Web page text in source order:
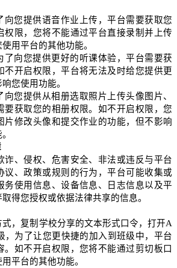
向您提供语音作业上传，平台需要获取您
权限，您将不能通过平台直接录制并上传
用平台的其他功能。
了向您提供更好的听课体验，平台需要获
不开启权限，平台将无法及时给您提供更
您使用功能。
向您提供从相册选取照片上传头像图片、
要获取您的相册权限。如不开启权限，您
片修改头像和提交作业的功能，但不影响
诈、侵权、危害安全、非法或违反与平台
议、政策或规则的行为，平台可能收集或
务使用信息、设备信息、日志信息以及平
得您授权或依据法律共享的信息。
式，复制学校分享的文本形式口令，打开A
，为了让您更快捷的加入到班级中，平台
。如不开启权限，您将不能通过剪切板口
平台的其他功能。